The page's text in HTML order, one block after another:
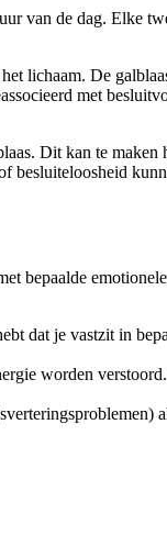
van de dag. Elke
lichaam. De
met
Dit kan te maken
bepaalde
dat je vastzit in
worden